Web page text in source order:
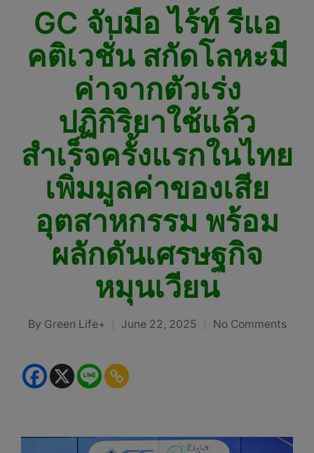
GC จับมือ ไร้ท์ รีแอ
คติเวชั่น สกัดโลหะมี
ค่าจากตัวเร่ง
ปฏิกิริยาใช้แล้ว
สำเร็จครั้งแรกในไทย
เพิ่มมูลค่าของเสีย
อุตสาหกรรม พร้อม
ผลักดันเศรษฐกิจ
หมุนเวียน
Posted
By Green Life+ June 22, 2025 No Comments